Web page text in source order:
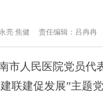
亮 焦健 责任编辑：吕冉冉
人民医院党员代
联建促发展”主题